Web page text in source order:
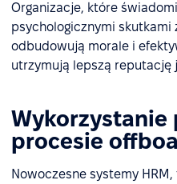
Organizacje, które
psychologicznymi skutkami
odbudowują morale i
utrzymują lepszą reputację
Wykorzystanie
procesie
Nowoczesne systemy